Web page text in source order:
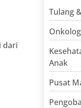
dari
Tulang
Anak
Pusat